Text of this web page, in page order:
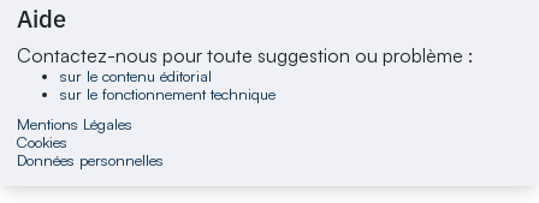
Aide
Contactez-nous pour toute suggestion ou problème :
sur le contenu éditorial
sur le fonctionnement technique
Mentions Légales
Cookies
Données personnelles